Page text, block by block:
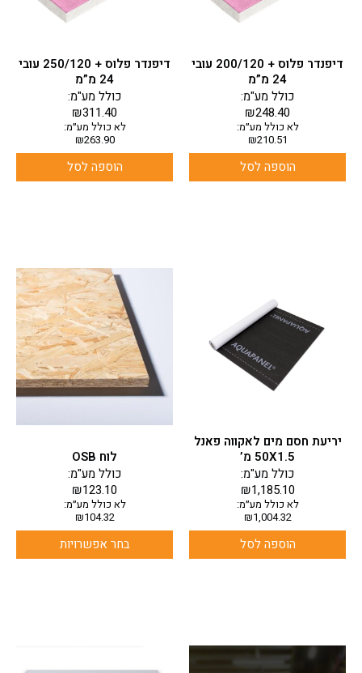
דיפנדר פלוס + 200/120 עובי
24 מ”מ
₪248.40
כולל מע"מ:
לא כולל מע״מ:
₪210.51
הוספה לסל
דיפנדר פלוס + 250/120 עובי
24 מ”מ
₪311.40
כולל מע"מ:
לא כולל מע״מ:
₪263.90
הוספה לסל
יריעת חסם מים לאקווה פאנל
50X1.5 מ’
₪1,185.10
כולל מע"מ:
לא כולל מע״מ:
₪1,004.32
הוספה לסל
לוח OSB
₪123.10
כולל מע"מ:
לא כולל מע״מ:
₪104.32
בחר אפשרויות
למוצר
זה
יש
מספר
סוגים.
ניתן
לבחור
את
בעמוד
למוצר